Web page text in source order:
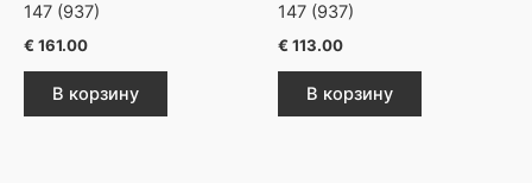
147 (937)
€ 161.00
В корзину
147 (937)
€ 113.00
В корзину